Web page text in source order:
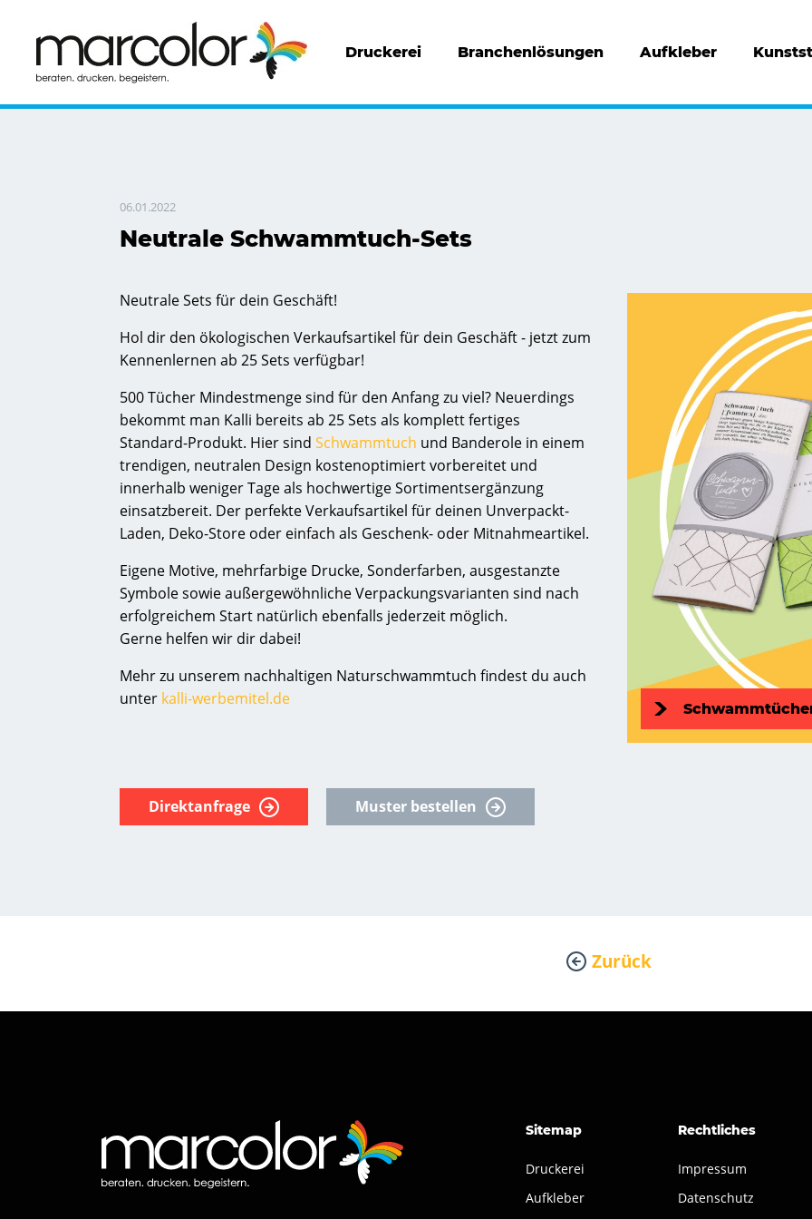
Druckerei Branchenlösungen Aufkleber
06.01.2022
Neutrale Schwammtuch-Sets
Neutrale Sets für dein Geschäft!
Hol dir den ökologischen Verkaufsartikel für dein Geschäft - jetzt zum
Kennenlernen ab 25 Sets verfügbar!
500 Tücher Mindestmenge sind für den Anfang zu viel? Neuerdings
bekommt man Kalli bereits ab 25 Sets als komplett fertiges
Standard-Produkt. Hier sind Schwammtuch und Banderole in einem
trendigen, neutralen Design kostenoptimiert vorbereitet und
innerhalb weniger Tage als hochwertige Sortimentsergänzung
einsatzbereit. Der perfekte Verkaufsartikel für deinen Unverpackt-
Laden, Deko-Store oder einfach als Geschenk- oder Mitnahmeartikel.
Eigene Motive, mehrfarbige Drucke, Sonderfarben, ausgestanzte
Symbole sowie außergewöhnliche Verpackungsvarianten sind nach
erfolgreichem Start natürlich ebenfalls jederzeit möglich.
Gerne helfen wir dir dabei!
Mehr zu unserem nachhaltigen Naturschwammtuch findest du auch
unter kalli-werbemitel.de
Direktanfrage Muster bestellen
Zurück
Sitemap
Druckerei
Aufkleber
Rechtliches
Impressum
Datenschutz